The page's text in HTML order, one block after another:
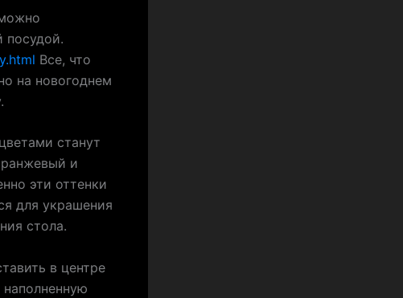
посудой.
Все, что
на новогоднем
станут
и
эти оттенки
для украшения
стола.
в центре
наполненную